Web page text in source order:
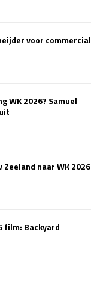
voor commercial
WK 2026? Samuel
naar WK 2026
film: Backyard